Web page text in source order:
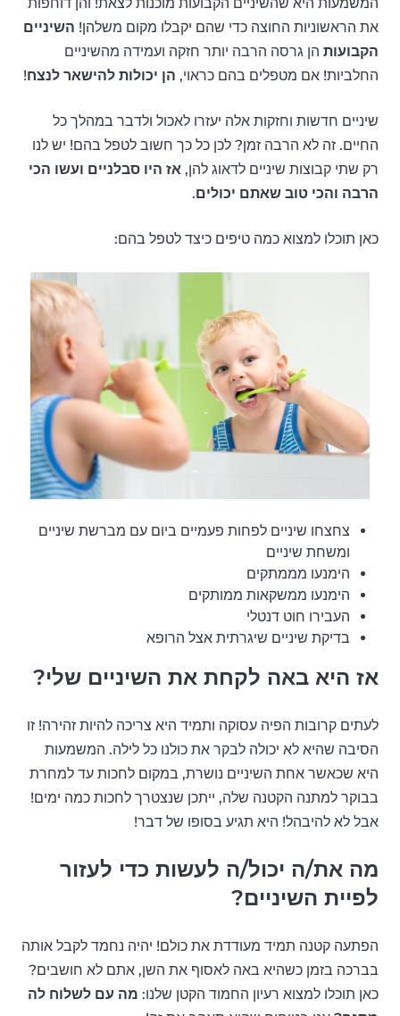
את הראשוניות החוצה כדי שהם יקבלו מקום משלהן! השיניים
הקבועות הן גרסה הרבה יותר חזקה ועמידה מהשיניים
החלביות! אם מטפלים בהם כראוי, הן יכולות להישאר לנצח!
שיניים חדשות וחזקות אלה יעזרו לאכול ולדבר במהלך כל
החיים. זה לא הרבה זמן? לכן כל כך חשוב לטפל בהם! יש לנו
רק שתי קבוצות שיניים לדאוג להן, אז היו סבלניים ועשו הכי
הרבה והכי טוב שאתם יכולים.
כאן תוכלו למצוא כמה טיפים כיצד לטפל בהם:
צחצחו שיניים לפחות פעמיים ביום עם מברשת שיניים
ומשחת שיניים
הימנעו מממתקים
הימנעו ממשקאות ממותקים
העבירו חוט דנטלי
בדיקת שיניים שיגרתית אצל הרופא
אז היא באה לקחת את השיניים שלי?
לעתים קרובות הפיה עסוקה ותמיד היא צריכה להיות זהירה! זו
הסיבה שהיא לא יכולה לבקר את כולנו כל לילה. המשמעות
היא שכאשר אחת השיניים נושרת, במקום לחכות עד למחרת
בבוקר למתנה הקטנה שלה, ייתכן שנצטרך לחכות כמה ימים!
אבל לא להיבהל! היא תגיע בסופו של דבר!
מה את/ה יכול/ה לעשות כדי לעזור
לפיית השיניים?
הפתעה קטנה תמיד מעודדת את כולם! יהיה נחמד לקבל אותה
בברכה בזמן כשהיא באה לאסוף את השן, אתם לא חושבים?
כאן תוכלו למצוא רעיון החמוד הקטן שלנו: מה עם לשלוח לה